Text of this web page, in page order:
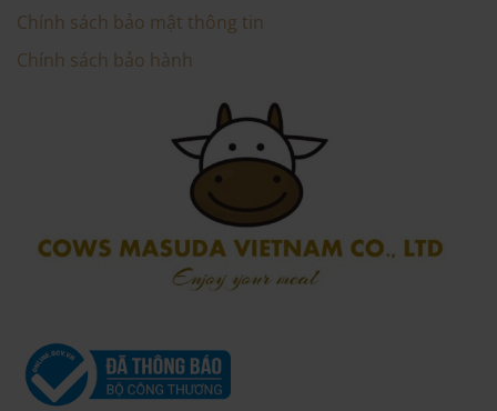
Chính sách bảo mật thông tin
Chính sách bảo hành